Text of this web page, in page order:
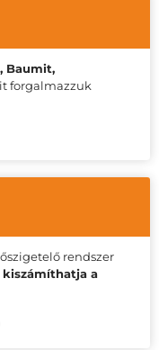
Baumit,
forgalmazzuk
rendszer
kiszámíthatja a